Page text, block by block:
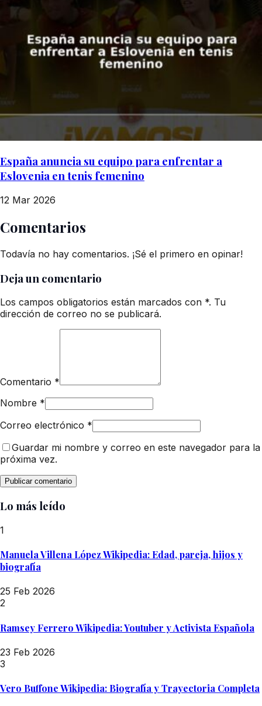
España anuncia su equipo para enfrentar a
Eslovenia en tenis femenino
12 Mar 2026
Comentarios
Todavía no hay comentarios. ¡Sé el primero en opinar!
Deja un comentario
Los campos obligatorios están marcados con *. Tu
dirección de correo no se publicará.
Comentario *
Nombre *
Correo electrónico *
Guardar mi nombre y correo en este navegador para la
próxima vez.
Lo más leído
1
Manuela Villena López Wikipedia: Edad, pareja, hijos y
biografía
25 Feb 2026
2
Ramsey Ferrero Wikipedia: Youtuber y Activista Española
23 Feb 2026
3
Vero Buffone Wikipedia: Biografía y Trayectoria Completa